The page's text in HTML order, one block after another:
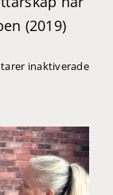
(2019)
inaktiveradeför
Rohi
till